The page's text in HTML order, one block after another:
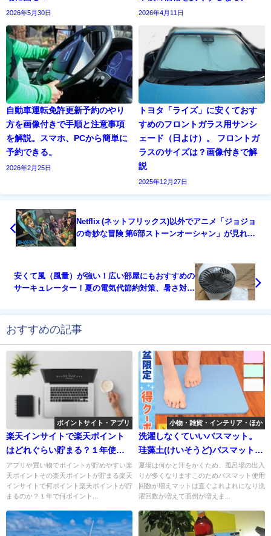
2026年5月30日 2026年4月11日
自動車運転免許更新予約のやり
方を画像付きで手順と注意事項
を解説。スマホ、PCから簡単に
予約できる。
2026年2月25日
トヨタ「ライズ」に安くておす
すめのフロントガラス用サンシ
ェード（日よけ）。 フロントガ
ラスのサイズは？画像付きで解
説
2025年12月27日
Netflix (ネットフリックス)以外でアニメ「ジョジョ
の奇妙な冒険 第6部ストーンオーシャン」が見れる
安くて風（風量）が強い！広い部屋にもおすすめの
サーキュレーター！夏の電気代節約対策、暑さ対策
おすすめの記事
ポイントサイト・アプリ
楽天インサイトで楽天ポイント
はどれぐらい貯まる？１年使い
続けた結果・・・
アプリや買い物でポイントが貯めやすい楽
天ポイントその楽天ポイントが貯まる楽天
インサイトで何ポイント楽天ポイントが貯
まるのか？１年で何ポイント...
小物・雑貨・インテリア・ほか
洗濯しなくていいバスマット。
珪藻土(けいそうど)バスマット～
夏のバスマットの洗濯が面倒く
さいと思ったら・・・
夏場は何かと汗をかくため、風呂場の出入
りが多くなりますこのためバスマット使用
回数が増えマットは直ぐよれよれになり洗
濯回数が増えて面倒が増えま...